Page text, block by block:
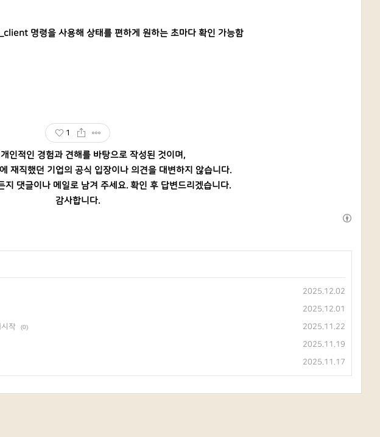
명령을 사용해 상태를 편하게 원하는 초마다 확인 가능함
1
인적인 경험과 견해를 바탕으로 작성된 것이며,
재직했던 기업의 공식 입장이나 의견을 대변하지 않습니다.
지 댓글이나 메일로 남겨 주세요. 확인 후 답변드리겠습니다.
감사합니다.
2025.12.02
2025.12.01
작 (0) 2025.11.22
2025.11.19
2025.11.17